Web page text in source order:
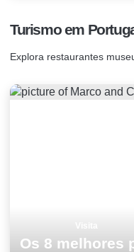
Turismo em
Explora restaurantes